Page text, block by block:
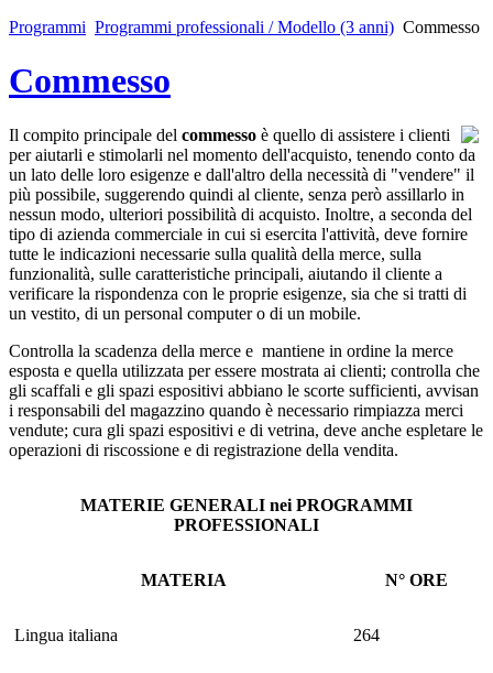
Programmi Programmi professionali / Modello (3 anni) Commesso
Commesso
Il compito principale del commesso è quello di assistere i clienti
per aiutarli e stimolarli nel momento dell'acquisto, tenendo conto da
un lato delle loro esigenze e dall'altro della necessità di "vendere" il
più possibile, suggerendo quindi al cliente, senza però assillarlo in
nessun modo, ulteriori possibilità di acquisto. Inoltre, a seconda del
tipo di azienda commerciale in cui si esercita l'attività, deve fornire
tutte le indicazioni necessarie sulla qualità della merce, sulla
funzionalità, sulle caratteristiche principali, aiutando il cliente a
verificare la rispondenza con le proprie esigenze, sia che si tratti di
un vestito, di un personal computer o di un mobile.
Controlla la scadenza della merce e mantiene in ordine la merce
esposta e quella utilizzata per essere mostrata ai clienti; controlla che
gli scaffali e gli spazi espositivi abbiano le scorte sufficienti, avvisan
i responsabili del magazzino quando è necessario rimpiazza merci
vendute; cura gli spazi espositivi e di vetrina, deve anche espletare le
operazioni di riscossione e di registrazione della vendita.
MATERIE GENERALI nei PROGRAMMI
PROFESSIONALI
MATERIA N° ORE
Lingua italiana 264